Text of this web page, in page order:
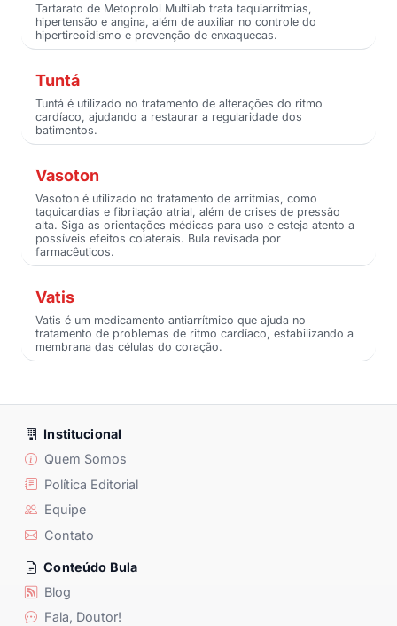
Tartarato de Metoprolol Multilab trata taquiarritmias,
hipertensão e angina, além de auxiliar no controle do
hipertireoidismo e prevenção de enxaquecas.
Tuntá
Tuntá é utilizado no tratamento de alterações do ritmo
cardíaco, ajudando a restaurar a regularidade dos
batimentos.
Vasoton
Vasoton é utilizado no tratamento de arritmias, como
taquicardias e fibrilação atrial, além de crises de pressão
alta. Siga as orientações médicas para uso e esteja atento a
possíveis efeitos colaterais. Bula revisada por
farmacêuticos.
Vatis
Vatis é um medicamento antiarrítmico que ajuda no
tratamento de problemas de ritmo cardíaco, estabilizando a
membrana das células do coração.
Institucional
Quem Somos
Política Editorial
Equipe
Contato
Conteúdo Bula
Blog
Fala, Doutor!